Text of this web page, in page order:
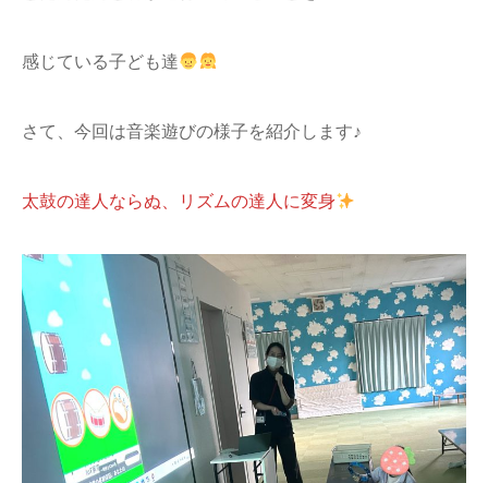
感じている子ども達
さて、今回は音楽遊びの様子を紹介します♪
太鼓の達人ならぬ、リズムの達人に変身